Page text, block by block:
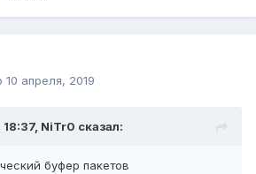
10 апреля, 2019
NiTr0 сказал:
буфер пакетов